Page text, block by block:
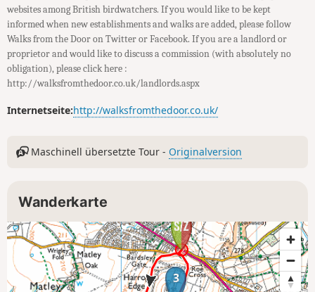
websites among British birdwatchers. If you would like to be kept
informed when new establishments and walks are added, please follow
Walks from the Door on Twitter or Facebook. If you are a landlord or
proprietor and would like to discuss a commission (with absolutely no
obligation), please click here :
http://walksfromthedoor.co.uk/landlords.aspx
Internetseite:http://walksfromthedoor.co.uk/
Maschinell übersetzte Tour - Originalversion
Wanderkarte
3